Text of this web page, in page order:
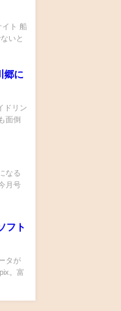
イト 船
いと
郷に
ドリン
面倒
なる
月号
フト
タが
。富